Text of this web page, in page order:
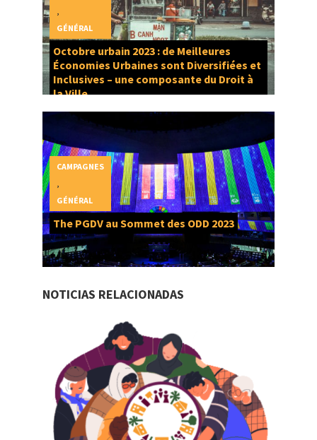
Octobre urbain 2023 : de Meilleures
Économies Urbaines sont Diversifiées et
Inclusives – une composante du Droit à
la Ville
GÉNÉRAL
The PGDV au Sommet des ODD 2023
CAMPAGNES
GÉNÉRAL
NOTICIAS RELACIONADAS